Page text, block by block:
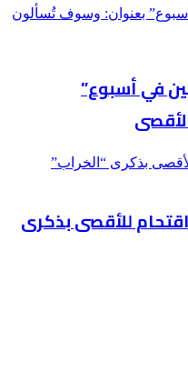
أسبوع” بعنوان: وسوف تُسألون
في أسبوع”
بذكرى “الخراب”
للأقصى بذكرى